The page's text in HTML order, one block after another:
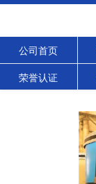
公司首页
荣誉认证